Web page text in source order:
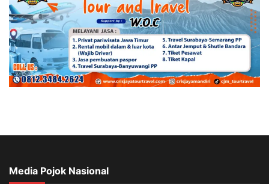
Media Pojok Nasional